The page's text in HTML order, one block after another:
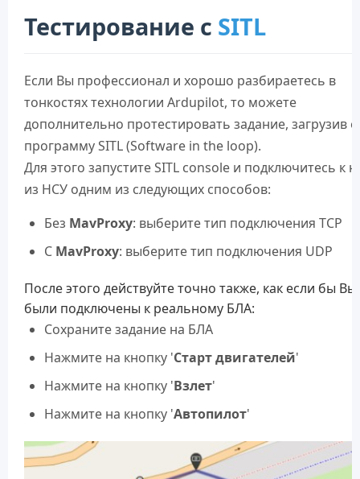
Тестирование с SITL
Если Вы профессионал и хорошо разбираетесь в
тонкостях технологии Ardupilot, то можете
дополнительно протестировать задание, загрузив
программу SITL (Software in the loop).
Для этого запустите SITL console и подключитесь к
из НСУ одним из следующих способов:
Без MavProxy: выберите тип подключения TCP
С MavProxy: выберите тип подключения UDP
После этого действуйте точно также, как если бы Вы
были подключены к реальному БЛА:
Сохраните задание на БЛА
Нажмите на кнопку 'Старт двигателей'
Нажмите на кнопку 'Взлет'
Нажмите на кнопку 'Автопилот'